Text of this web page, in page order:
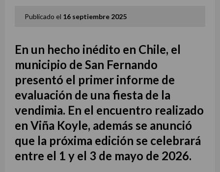
Publicado el 16 septiembre 2025
En un hecho inédito en Chile, el
municipio de San Fernando
presentó el primer informe de
evaluación de una fiesta de la
vendimia. En el encuentro realizado
en Viña Koyle, además se anunció
que la próxima edición se celebrará
entre el 1 y el 3 de mayo de 2026.